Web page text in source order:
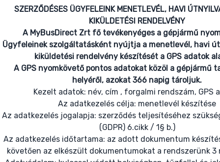
SZERZŐDÉSES ÜGYFELEINK MENETLEVÉL, HAVI
KIKÜLDETÉSI RENDELVÉNY
A MyBusDirect Zrt fő tevékenyéges a gépjármű
Ügyfeleinek szolgáltatásként nyújtja a menetlevél, havi
kiküldetési rendelvény készítését a GPS adatok
A GPS nyomkövető pontos adatokat közöl a gépjármű
helyéről, azokat 366 napig tároljuk.
Kezelt adatok: név, cím , forgalmi rendszám, GPS
Az adatkezelés célja: menetlevél készítése
Az adatkezelés jogalapja: szerződés teljesítéséhez
(GDPR) 6.cikk / 1§ b.)
Az adatkezelés időtartama: az adott dokumentum
követően az elkészült dokumentumokat a rendszerünk 3